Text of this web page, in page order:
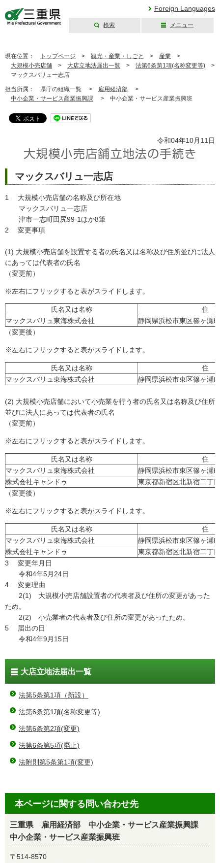
Foreign Languages
検索 メニュー
現在位置： トップページ > 観光・産業・しごと > 産業 >
大規模小売店舗 > 大店立地法届出一覧 > 法第6条第1項(名称変更等) >
マックスバリュ一志店
担当所属： 県庁の組織一覧 > 雇用経済部 >
中小企業・サービス産業振興課 > 中小企業・サービス産業振興班
令和04年10月11日
マックスバリュ一志店
1 大規模小売店舗の名称及び所在地
マックスバリュ一志店
津市一志町田尻99-1ほか8筆
2 変更事項
(1) 大規模小売店舗を設置する者の氏名又は名称及び住所並びに法人
にあっては代表者の氏名
（変更前）
※左右にフリックすると表がスライドします。
氏名又は名称
住
マックスバリュ東海株式会社
静岡県浜松市東区篠ヶ瀬
（変更後）
※左右にフリックすると表がスライドします。
氏名又は名称
住
マックスバリュ東海株式会社
静岡県浜松市東区篠ヶ瀬
(2) 大規模小売店舗において小売業を行う者の氏名又は名称及び住所
並びに法人にあっては代表者の氏名
（変更前）
※左右にフリックすると表がスライドします。
氏名又は名称
住
マックスバリュ東海株式会社
静岡県浜松市東区篠ヶ瀬
株式会社キャンドゥ
東京都新宿区北新宿二丁
（変更後）
※左右にフリックすると表がスライドします。
氏名又は名称
住
マックスバリュ東海株式会社
静岡県浜松市東区篠ヶ瀬
株式会社キャンドゥ
東京都新宿区北新宿二丁
3 変更年月日
令和4年5月24日
4 変更理由
2(1) 大規模小売店舗設置者の代表者及び住所の変更があった
ため。
2(2) 小売業者の代表者及び住所の変更があったため。
5 届出の日
令和4年9月15日
大店立地法届出一覧
法第5条第1項（新設）
法第6条第1項(名称変更等)
法第6条第2項(変更)
法第6条第5項(廃止)
法附則第5条第1項(変更)
本ページに関する問い合わせ先
三重県 雇用経済部 中小企業・サービス産業振興課
中小企業・サービス産業振興班
〒514-8570